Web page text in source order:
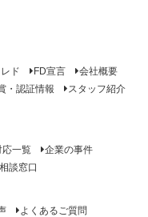
ド FD宣言
会社概要
・認証情報
スタッフ紹介
応一覧
企業の事件
談窓口
よくあるご質問